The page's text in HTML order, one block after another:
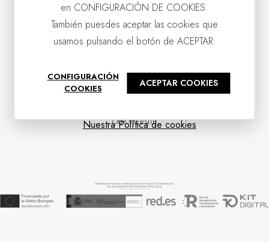
OUR COMPANY
CUSTOMER SERVICE
OUR WEBSITE
en CONFIGURACIÓN DE COOKIES.
También puesdes aceptar las cookies que
usamos pulsando el botón de ACEPTAR.
CONFIGURACIÓN
COOKIES
ACEPTAR COOKIES
Nuestra Política de cookies